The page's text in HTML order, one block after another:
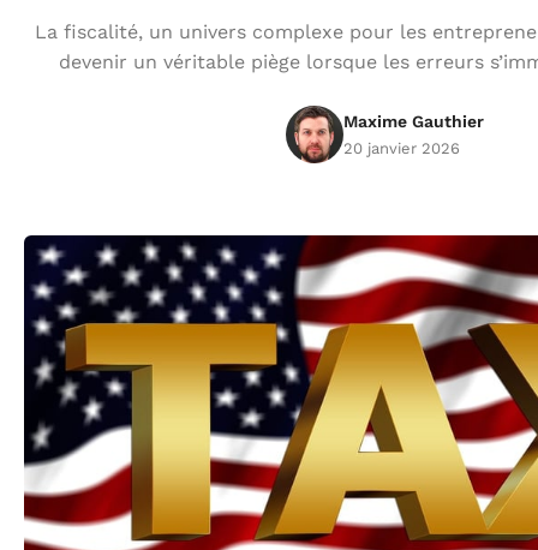
La fiscalité, un univers complexe pour les
devenir un véritable piège lorsque les erreurs
Maxime Gauthier
20 janvier 2026